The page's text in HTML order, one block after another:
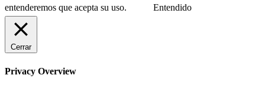
entenderemos que acepta su uso.
Entendido
Cerrar
Privacy Overview